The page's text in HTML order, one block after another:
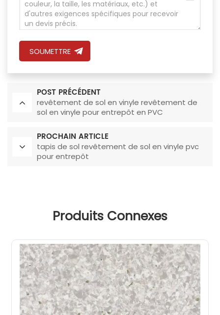
SOUMETTRE
POST PRÉCÉDENT
revêtement de sol en vinyle revêtement de
sol en vinyle pour entrepôt en PVC
PROCHAIN ARTICLE
tapis de sol revêtement de sol en vinyle pvc
pour entrepôt
Produits Connexes